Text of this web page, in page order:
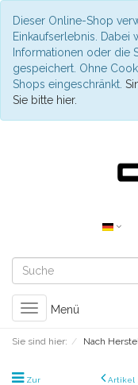
Dieser Online-Shop
Einkaufserlebnis.
Informationen oder die
gespeichert. Ohne
Shops eingeschränkt.
Sie bitte hier.
Toggle
navigation
Menü
Sie sind hier: Nach
Zur
Artikel